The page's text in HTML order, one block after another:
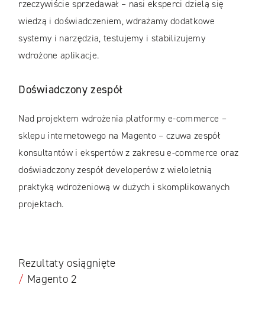
rzeczywiście sprzedawał – nasi eksperci dzielą się
wiedzą i doświadczeniem, wdrażamy dodatkowe
systemy i narzędzia, testujemy i stabilizujemy
wdrożone aplikacje.
Doświadczony zespół
Nad projektem wdrożenia platformy e-commerce –
sklepu internetowego na Magento – czuwa zespół
konsultantów i ekspertów z zakresu e-commerce oraz
doświadczony zespół developerów z wieloletnią
praktyką wdrożeniową w dużych i skomplikowanych
projektach.
Rezultaty osiągnięte
/ Magento 2